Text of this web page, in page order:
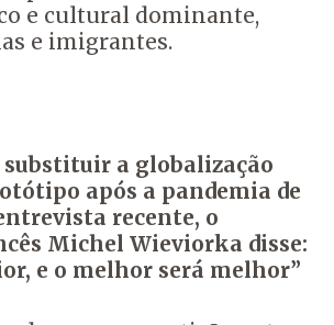
e cultural dominante,
e imigrantes.
substituir a globalização
após a pandemia de
recente, o
Michel Wieviorka disse:
e o melhor será melhor”